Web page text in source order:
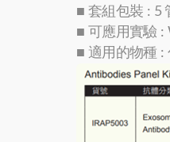
■ 套組包裝 : 5
■ 可應用實驗 :
■ 適用的物種 :